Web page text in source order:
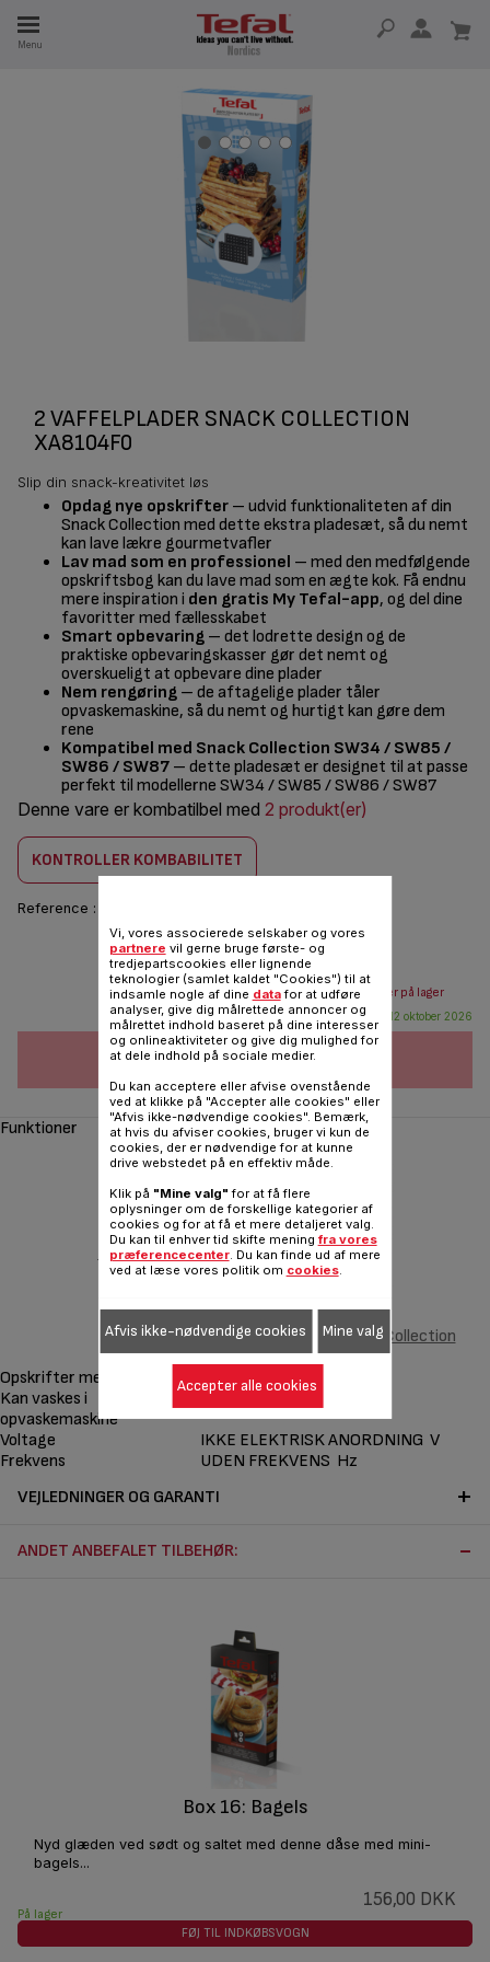
Menu
2 VAFFELPLADER SNACK COLLECTION
XA8104F0
Slip din snack-kreativitet løs
Opdag nye opskrifter – udvid funktionaliteten af din
Snack Collection med dette ekstra pladesæt, så du nemt
kan lave lækre gourmetvafler
Lav mad som en professionel – med den medfølgende
opskriftsbog kan du lave mad som en ægte kok. Få endnu
mere inspiration i den gratis My Tefal-app, og del dine
favoritter med fællesskabet
Smart opbevaring – det lodrette design og de
praktiske opbevaringskasser gør det nemt og
overskueligt at opbevare dine plader
Nem rengøring – de aftagelige plader tåler
opvaskemaskine, så du nemt og hurtigt kan gøre dem
rene
Kompatibel med Snack Collection SW34 / SW85 /
SW86 / SW87 – dette pladesæt er designet til at passe
perfekt til modellerne SW34 / SW85 / SW86 / SW87
Denne vare er kombatilbel med 2 produkt(er)
KONTROLLER KOMBABILITET
Reference :
156,00 DKK
Send mail når varen er på lager
Forventes tilgængelig: 12 oktober 2026
FØJ TIL INDKØBSVOGN
Funktioner
2 vaffelplader Snack Collection
XA8104F0
Opskrifter medfølger
Kan vaskes i
opvaskemaskine
Voltage
IKKE ELEKTRISK ANORDNING V
Frekvens
UDEN FREKVENS Hz
VEJLEDNINGER OG GARANTI
ANDET ANBEFALET TILBEHØR:
Box 16: Bagels
Nyd glæden ved sødt og saltet med denne dåse med mini-
bagels...
156,00 DKK
På lager
FØJ TIL INDKØBSVOGN
Vi, vores associerede selskaber og vores
partnere vil gerne bruge første- og
tredjepartscookies eller lignende
teknologier (samlet kaldet "Cookies") til at
indsamle nogle af dine datafor at udføre
analyser, give dig målrettede annoncer og
målrettet indhold baseret på dine interesser
og onlineaktiviteter og give dig mulighed for
at dele indhold på sociale medier.
Du kan acceptere eller afvise ovenstående
ved at klikke på "Accepter alle cookies" eller
"Afvis ikke-nødvendige cookies". Bemærk,
at hvis du afviser cookies, bruger vi kun de
cookies, der er nødvendige for at kunne
drive webstedet på en effektiv måde.
Klik på "Mine valg" for at få flere
oplysninger om de forskellige kategorier af
cookies og for at få et mere detaljeret valg.
Du kan til enhver tid skifte mening fra vores
præferencecenter. Du kan finde ud af mere
ved at læse vores politik om cookies.
Afvis ikke-nødvendige cookies Mine valg
Accepter alle cookies